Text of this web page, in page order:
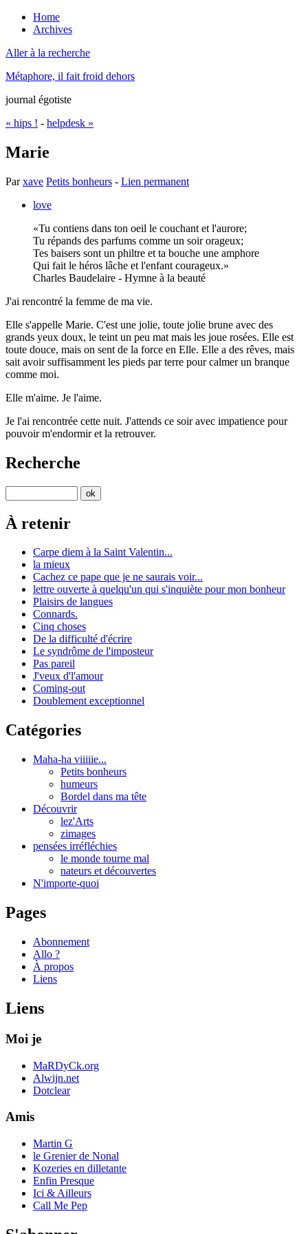
Home
Archives
Aller à la recherche
Métaphore, il fait froid dehors
journal égotiste
« hips ! - helpdesk »
Marie
Parxave Petits bonheurs - Lien permanent
love
Tu contiens dans ton oeil le couchant et l'aurore;
Tu répands des parfums comme un soir orageux;
Tes baisers sont un philtre et ta bouche une amphore
Qui fait le héros lâche et l'enfant courageux.
Charles Baudelaire - Hymne à la beauté
J'ai rencontré la femme de ma vie.
Elle s'appelle Marie. C'est une jolie, toute jolie brune avec des
grands yeux doux, le teint un peu mat mais les joue rosées. Elle est
toute douce, mais on sent de la force en Elle. Elle a des rêves, mais
sait avoir suffisamment les pieds par terre pour calmer un branque
comme moi.
Elle m'aime. Je l'aime.
Je l'ai rencontrée cette nuit. J'attends ce soir avec impatience pour
pouvoir m'endormir et la retrouver.
Recherche
À retenir
Carpe diem à la Saint Valentin...
la mieux
Cachez ce pape que je ne saurais voir...
lettre ouverte à quelqu'un qui s'inquiète pour mon bonheur
Plaisirs de langues
Connards.
Cinq choses
De la difficulté d'écrire
Le syndrôme de l'imposteur
Pas pareil
J'veux d'l'amour
Coming-out
Doublement exceptionnel
Catégories
Maha-ha viiiiie...
Petits bonheurs
humeurs
Bordel dans ma tête
Découvrir
lez'Arts
zimages
pensées irréfléchies
le monde tourne mal
nateurs et découvertes
N'importe-quoi
Pages
Abonnement
Allo ?
À propos
Liens
Liens
Moi je
MaRDyCk.org
Alwijn.net
Dotclear
Amis
Martin G
le Grenier de Nonal
Kozeries en dilletante
Enfin Presque
Ici & Ailleurs
Call Me Pep